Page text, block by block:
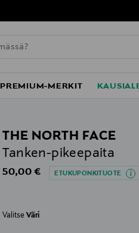
PREMIUM-MERKIT
THE NORTH FACE
Tanken-pikeepaita
Original Price
50,00 € ETUKUPONKITUOTE
ValitseVäri